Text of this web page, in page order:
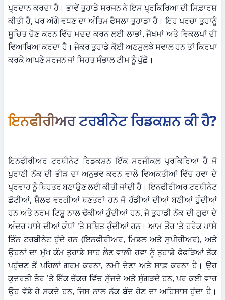
ਪ੍ਰਦਾਨ ਕਰਦਾ ਹੈ। ਭਾਵੇਂ ਤੁਹਾਡੇ ਸਰਜਨ ਨੇ ਇਸ ਪ੍ਰਕਿਰਿਆ ਦੀ ਸਿਫ਼ਾਰਸ਼
ਕੀਤੀ ਹੈ, ਪਰ ਅੱਗੇ ਵਧਣ ਦਾ ਅੰਤਿਮ ਫੈਸਲਾ ਤੁਹਾਡਾ ਹੈ। ਇਹ ਪਰਚਾ ਤੁਹਾਨੂੰ
ਸੂਚਿਤ ਚੋਣ ਕਰਨ ਵਿੱਚ ਮਦਦ ਕਰਨ ਲਈ ਲਾਭਾਂ, ਜੋਖਮਾਂ ਅਤੇ ਵਿਕਲਪਾਂ ਦੀ
ਵਿਆਖਿਆ ਕਰਦਾ ਹੈ। ਜੇਕਰ ਤੁਹਾਡੇ ਕੋਈ ਅਣਸੁਲਝੇ ਸਵਾਲ ਹਨ ਤਾਂ ਕਿਰਪਾ
ਕਰਕੇ ਆਪਣੇ ਸਰਜਨ ਜਾਂ ਸਿਹਤ ਸੰਭਾਲ ਟੀਮ ਨੂੰ ਪੁੱਛੋ।
ਇਨਫੀਰੀਅਰ ਟਰਬੀਨੇਟ ਰਿਡਕਸ਼ਨ ਕੀ ਹੈ?
ਇਨਫੀਰੀਅਰ ਟਰਬੀਨੇਟ ਰਿਡਕਸ਼ਨ ਇੱਕ ਸਰਜੀਕਲ ਪ੍ਰਕਿਰਿਆ ਹੈ ਜੋ
ਪੁਰਾਣੀ ਨੱਕ ਦੀ ਭੀੜ ਦਾ ਅਨੁਭਵ ਕਰਨ ਵਾਲੇ ਵਿਅਕਤੀਆਂ ਵਿੱਚ ਹਵਾ ਦੇ
ਪ੍ਰਵਾਹ ਨੂੰ ਬਿਹਤਰ ਬਣਾਉਣ ਲਈ ਕੀਤੀ ਜਾਂਦੀ ਹੈ। ਇਨਫੀਰੀਅਰ ਟਰਬੀਨੇਟ
ਛੋਟੀਆਂ, ਸ਼ੈਲਫ ਵਰਗੀਆਂ ਬਣਤਰਾਂ ਹਨ ਜੋ ਹੱਡੀਆਂ ਦੀਆਂ ਬਣੀਆਂ ਹੁੰਦੀਆਂ
ਹਨ ਅਤੇ ਨਰਮ ਟਿਸ਼ੂ ਨਾਲ ਢੱਕੀਆਂ ਹੁੰਦੀਆਂ ਹਨ, ਜੋ ਤੁਹਾਡੀ ਨੱਕ ਦੀ ਗੁਫਾ ਦੇ
ਅੰਦਰ ਪਾਸੇ ਦੀਆਂ ਕੰਧਾਂ 'ਤੇ ਸਥਿਤ ਹੁੰਦੀਆਂ ਹਨ। ਆਮ ਤੌਰ 'ਤੇ ਹਰੇਕ ਪਾਸੇ
ਤਿੰਨ ਟਰਬੀਨੇਟ ਹੁੰਦੇ ਹਨ (ਇਨਫੀਰੀਅਰ, ਮਿਡਲ ਅਤੇ ਸੁਪੀਰੀਅਰ), ਅਤੇ
ਉਹਨਾਂ ਦਾ ਮੁੱਖ ਕੰਮ ਤੁਹਾਡੇ ਸਾਹ ਲੈਣ ਵਾਲੀ ਹਵਾ ਨੂੰ ਤੁਹਾਡੇ ਫੇਫੜਿਆਂ ਤੱਕ
ਪਹੁੰਚਣ ਤੋਂ ਪਹਿਲਾਂ ਗਰਮ ਕਰਨਾ, ਨਮੀ ਦੇਣਾ ਅਤੇ ਸਾਫ਼ ਕਰਨਾ ਹੈ। ਉਹ
ਕੁਦਰਤੀ ਤੌਰ 'ਤੇ ਇੱਕ ਚੱਕਰ ਵਿੱਚ ਸੁੱਜਦੇ ਅਤੇ ਸੁੰਗੜਦੇ ਹਨ, ਪਰ ਕਈ ਵਾਰ
ਉਹ ਵੱਡੇ ਹੋ ਸਕਦੇ ਹਨ, ਜਿਸ ਨਾਲ ਨੱਕ ਬੰਦ ਹੋਣ ਦਾ ਅਹਿਸਾਸ ਹੁੰਦਾ ਹੈ।